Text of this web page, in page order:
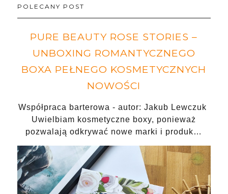
POLECANY POST
PURE BEAUTY ROSE STORIES –
UNBOXING ROMANTYCZNEGO
BOXA PEŁNEGO KOSMETYCZNYCH
NOWOŚCI
Współpraca barterowa - autor: Jakub Lewczuk
Uwielbiam kosmetyczne boxy, ponieważ
pozwalają odkrywać nowe marki i produk…